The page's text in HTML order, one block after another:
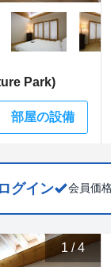
Park)
部屋の設備
グイン 会員価
1 /4